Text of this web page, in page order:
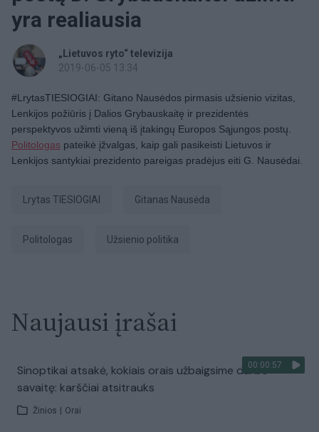
yra realiausia
„Lietuvos ryto“ televizija
2019-06-05 13:34
#LrytasTIESIOGIAI: Gitano Nausėdos pirmasis užsienio vizitas,
Lenkijos požiūris į Dalios Grybauskaitę ir prezidentės
perspektyvos užimti vieną iš įtakingų Europos Sąjungos postų.
Politologas pateikė įžvalgas, kaip gali pasikeisti Lietuvos ir
Lenkijos santykiai prezidento pareigas pradėjus eiti G. Nausėdai.
Lrytas TIESIOGIAI Gitanas Nausėda
politologas Užsienio politika
Naujausi įrašai
00:00:57
Sinoptikai atsakė, kokiais orais užbaigsime darbo
savaitę: karščiai atsitrauks
Žinios Orai